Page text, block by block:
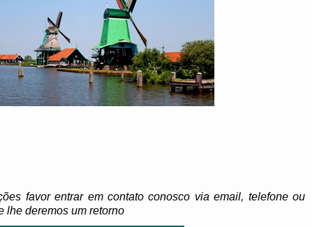
favor entrar em contato conosco via email, telefone ou
lhe deremos um retorno